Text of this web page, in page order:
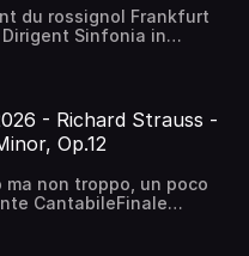
du rossignol Frankfurt
Sinfonia in
da Alexander
- Richard Strauss -
Op.12
non troppo, un poco
CantabileFinale
Radio
Direttore